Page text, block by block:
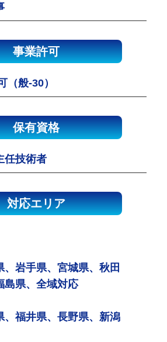
事業許可
（般-30）
保有資格
任技術者
対応エリア
、岩手県、宮城県、秋田
島県、全域対応
、福井県、長野県、新潟